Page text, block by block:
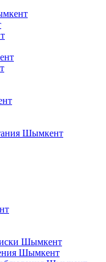
Шымкент
Шымкент
Шымкент